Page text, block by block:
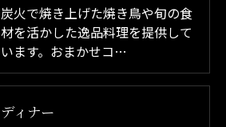
炭火で焼き上げた焼き鳥や旬の食
材を活かした逸品料理を提供して
います。おまかせコ…
ディナー